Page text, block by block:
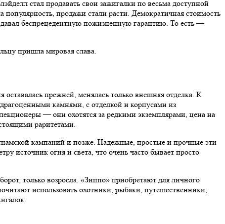
стал продавать свои зажигалки по весьма доступной
продажи стали расти. Демократичная стоимость
беспрецедентную пожизненную гарантию. То есть —
пришла мировая слава.
прежней, менялась только внешняя отделка. К
камнями, с отделкой и корпусами из
— они охотятся за редкими экземплярами, цена на
раритетами.
кампаний и позже. Надежные, простые и прочные эти
источник огня и света, что очень часто бывает просто
только возросла. «Зиппо» приобретают для личного
использовать охотники, рыбаки, путешественники,